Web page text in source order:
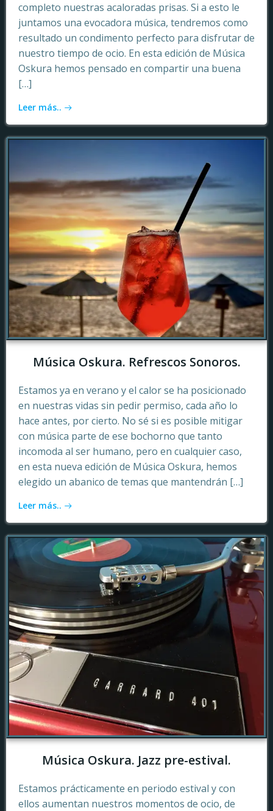
completo nuestras acaloradas prisas. Si a esto le
juntamos una evocadora música, tendremos como
resultado un condimento perfecto para disfrutar de
nuestro tiempo de ocio. En esta edición de Música
Oskura hemos pensado en compartir una buena
[…]
Leer más..
Música Oskura. Refrescos Sonoros.
Estamos ya en verano y el calor se ha posicionado
en nuestras vidas sin pedir permiso, cada año lo
hace antes, por cierto. No sé si es posible mitigar
con música parte de ese bochorno que tanto
incomoda al ser humano, pero en cualquier caso,
en esta nueva edición de Música Oskura, hemos
elegido un abanico de temas que mantendrán […]
Leer más..
Música Oskura. Jazz pre-estival.
Estamos prácticamente en periodo estival y con
ellos aumentan nuestros momentos de ocio, de